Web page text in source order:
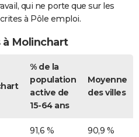
qui ne porte que sur les
à Pôle emploi.
Molinchart
% de la
population
active de
15-64 ans
Moyenne
des villes
91,6 % 90,9 %